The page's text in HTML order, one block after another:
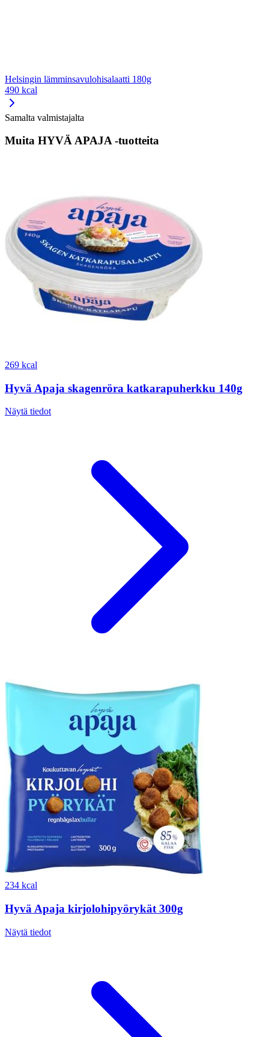
Helsingin lämminsavulohisalaatti 180g
490 kcal
Samalta valmistajalta
Muita HYVÄ APAJA -tuotteita
269 kcal
Hyvä Apaja skagenröra katkarapuherkku 140g
Näytä tiedot
234 kcal
Hyvä Apaja kirjolohipyörykät 300g
Näytä tiedot